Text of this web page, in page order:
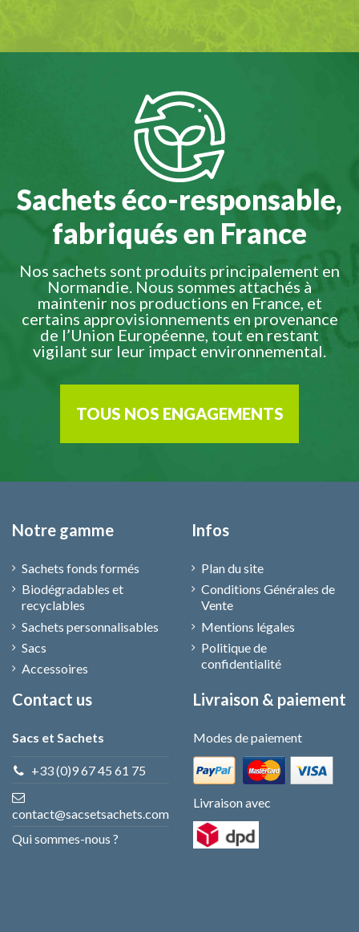
Sachets éco-responsable,
fabriqués en France
Nos sachets sont produits principalement en
Normandie. Nous sommes attachés à
maintenir nos productions en France, et
certains approvisionnements en provenance
de l’Union Européenne, tout en restant
vigilant sur leur impact environnemental.
TOUS NOS ENGAGEMENTS
Notre gamme
Sachets fonds formés
Biodégradables et
recyclables
Sachets personnalisables
Sacs
Accessoires
Infos
Plan du site
Conditions Générales de
Vente
Mentions légales
Politique de
confidentialité
Contact us
Sacs et Sachets
+33 (0)9 67 45 61 75
contact@sacsetsachets.com
Qui sommes-nous ?
Livraison & paiement
Modes de paiement
Livraison avec